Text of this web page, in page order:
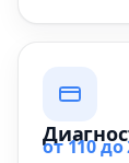
от 110 до